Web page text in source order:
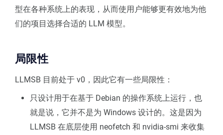
型在各种系统上的表现，从而使用户能够更有效地为他
们的项目选择合适的 LLM 模型。
局限性
LLMSB 目前处于 v0，因此它有一些局限性：
只设计用于在基于 Debian 的操作系统上运行，也
就是说，它并不是为 Windows 设计的。这是因为
LLMSB 在底层使用 neofetch 和 nvidia-smi 来收集